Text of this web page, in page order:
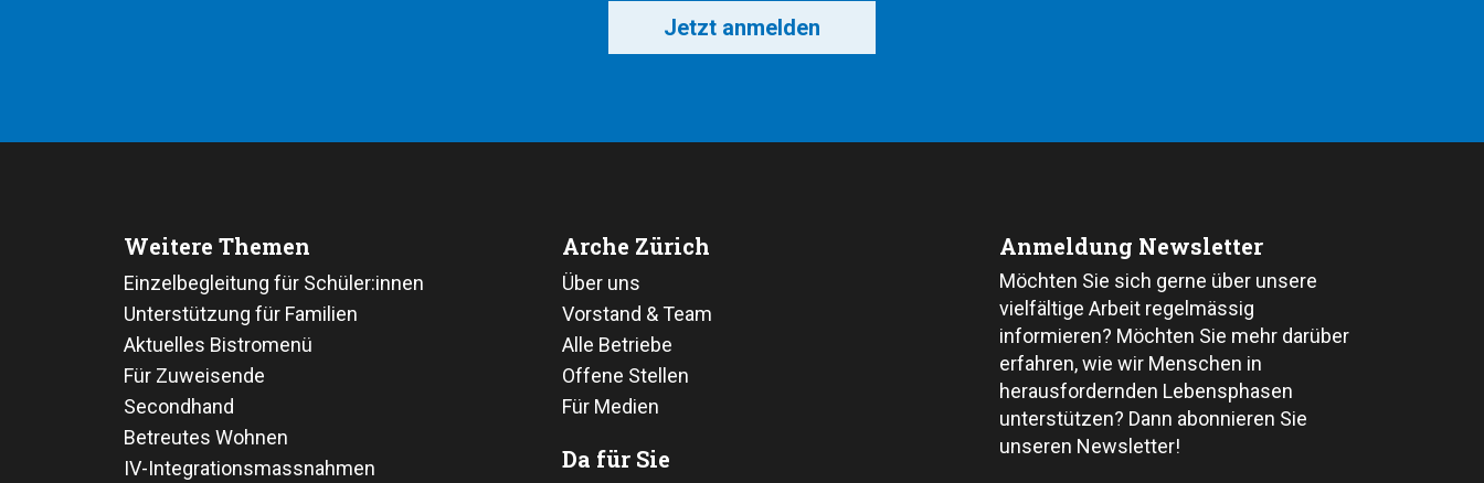
Jetzt anmelden
Weitere Themen
Einzelbegleitung für Schüler:innen
Unterstützung für Familien
Aktuelles Bistromenü
Für Zuweisende
Secondhand
Betreutes Wohnen
IV-Integrationsmassnahmen
Arche Zürich
Über uns
Vorstand & Team
Alle Betriebe
Offene Stellen
Für Medien
Da für Sie
Anmeldung Newsletter
Möchten Sie sich gerne über unsere
vielfältige Arbeit regelmässig
informieren? Möchten Sie mehr darüber
erfahren, wie wir Menschen in
herausfordernden Lebensphasen
unterstützen? Dann abonnieren Sie
unseren Newsletter!